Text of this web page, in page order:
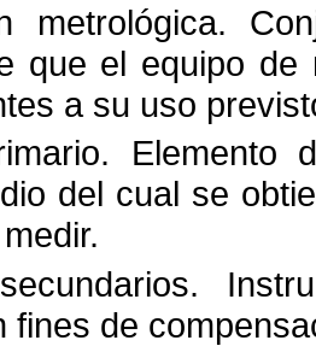
metrológica.
que el equipo de
a su uso
del cual se
fines de